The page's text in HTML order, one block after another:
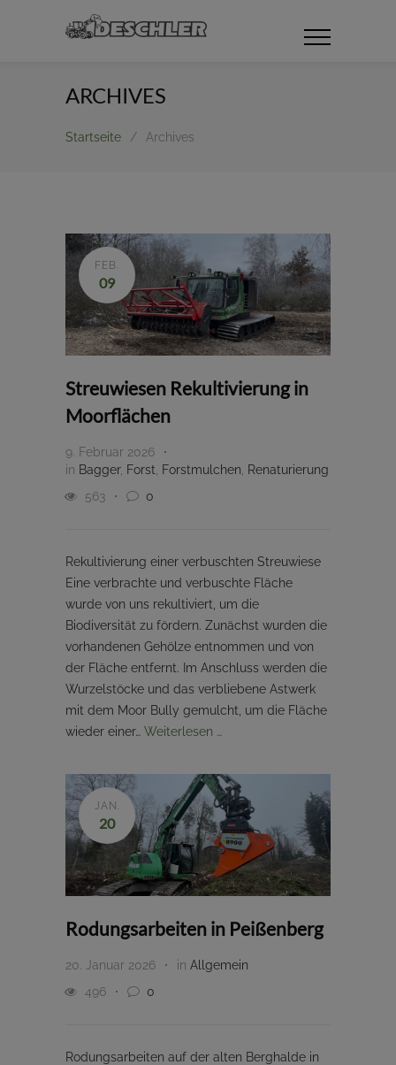
ARCHIVES
Startseite / Archives
FEB.
09
Streuwiesen Rekultivierung in
Moorflächen
9. Februar 2026
in Bagger, Forst Forstmulchen
Renaturierung
563
0
Rekultivierung einer verbuschten Streuwiese
Eine verbrachte und verbuschte Fläche
wurde von uns rekultiviert, um die
Biodiversität zu fördern. Zunächst wurden die
vorhandenen Gehölze entnommen und von
der Fläche entfernt. Im Anschluss werden die
Wurzelstöcke und das verbliebene Astwerk
mit dem Moor Bully gemulcht, um die Fläche
wieder einer… Weiterlesen …
JAN.
20
Rodungsarbeiten in Peißenberg
20. Januar 2026 in Allgemein
496
0
Rodungsarbeiten auf der alten Berghalde in